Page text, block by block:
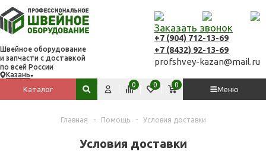
Швейное оборудование
и запчасти с доставкой
по всей России
Казань
Заказать звонок
+7 (904) 712-13-69
+7 (8432) 92-13-69
profshvey-kazan@mail.ru
Каталог
Меню
Поиск по сайту
Сравнить
0 Избранное
0 Корзина
0
Главная - Помощь - Условия доставки
Условия доставки